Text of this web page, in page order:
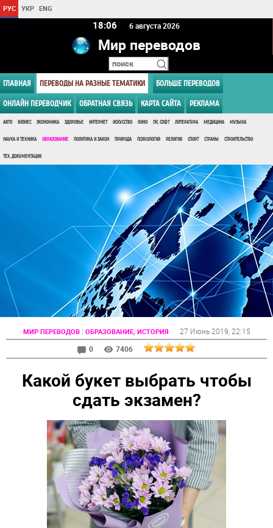
РУС УКР ENG
18 06 6 августа 2026
Мир переводов
ГЛАВНАЯ ПЕРЕВОДЫ НА РАЗНЫЕ ТЕМАТИКИ БОЛЬШЕ ПЕРЕВОДОВ
ОНЛАЙН ПЕРЕВОДЧИК ОБРАТНАЯ СВЯЗЬ КАРТА САЙТА РЕКЛАМА
АВТО БИЗНЕС ЭКОНОМИКА ЗДОРОВЬЕ ИНТЕРНЕТ ИСКУССТВО КИНО ПК, СОФТ ЛИТЕРАТУРА МЕДИЦИНА МУЗЫКА
НАУКА И ТЕХНИКА ОБРАЗОВАНИЕ ПОЛИТИКА И ЗАКОН ПРИРОДА ПСИХОЛОГИЯ РЕЛИГИЯ СПОРТ СТРАНЫ СТРОИТЕЛЬСТВО
ТЕХ. ДОКУМЕНТАЦИЯ
МИР ПЕРЕВОДОВ: ОБРАЗОВАНИЕ, ИСТОРИЯ 27 Июнь 2019 , 22:15
0
7406
Какой букет выбрать чтобы
сдать экзамен?